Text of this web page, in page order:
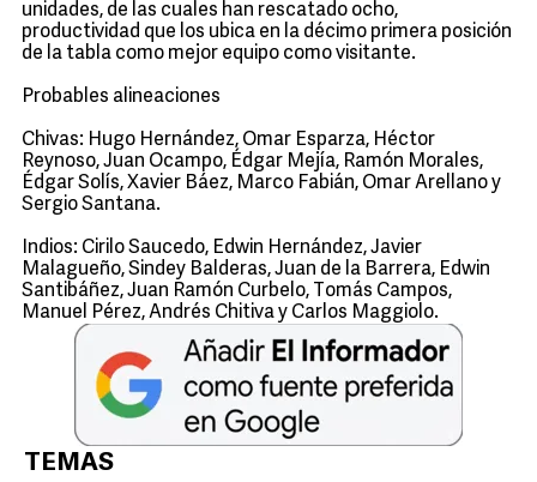
unidades, de las cuales han rescatado ocho,
productividad que los ubica en la décimo primera posición
de la tabla como mejor equipo como visitante.
Probables alineaciones
Chivas: Hugo Hernández, Omar Esparza, Héctor
Reynoso, Juan Ocampo, Édgar Mejía, Ramón Morales,
Édgar Solís, Xavier Báez, Marco Fabián, Omar Arellano y
Sergio Santana.
Indios: Cirilo Saucedo, Edwin Hernández, Javier
Malagueño, Sindey Balderas, Juan de la Barrera, Edwin
Santibáñez, Juan Ramón Curbelo, Tomás Campos,
Manuel Pérez, Andrés Chitiva y Carlos Maggiolo.
TEMAS